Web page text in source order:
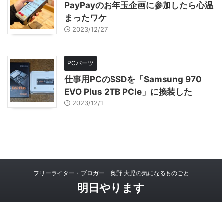
PayPayのお年玉企画に参加したら心温
まったワケ
2023/12/27
PCパーツ
仕事用PCのSSDを「Samsung 970
EVO Plus 2TB PCIe」に換装した
2023/12/1
フリーライター・ブロガー 奥野 大児の気になるものごと
明日やります